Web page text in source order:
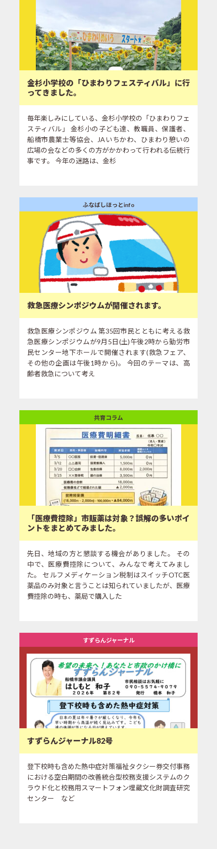
金杉小学校の「ひまわりフェスティバル」に行
ってきました。
毎年楽しみにしている、金杉小学校の「ひまわりフェ
スティバル」 金杉小の子ども達、教職員、保護者、
船橋市農業士等協会、JAいちかわ、ひまわり憩いの
広場の会などの多くの方がかかわって行われる伝統行
事です。 今年の迷路は、金杉
ふなばしほっとinfo
救急医療シンポジウムが開催されます。
救急医療シンポジウム 第35回市民とともに考える救
急医療シンポジウムが9月5日(土)午後2時から勤労市
民センター地下ホールで開催されます(救急フェア、
その他の企画は午後1時から)。 今回のテーマは、高
齢者救急について考え
共育コラム
「医療費控除」市販薬は対象？誤解の多いポイ
ントをまとめてみました。
先日、地域の方と懇談する機会がありました。 その
中で、医療費控除について、みんなで考えてみまし
た。 セルフメディケーション税制はスイッチOTC医
薬品のみ対象と言うことは知られていましたが、医療
費控除の時も、薬局で購入した
すずらんジャーナル
すずらんジャーナル82号
登下校時も含めた熱中症対策福祉タクシー券交付事務
における空白期間の改善統合型校務支援システムのク
ラウド化と校務用スマートフォン埋蔵文化財調査研究
センター など